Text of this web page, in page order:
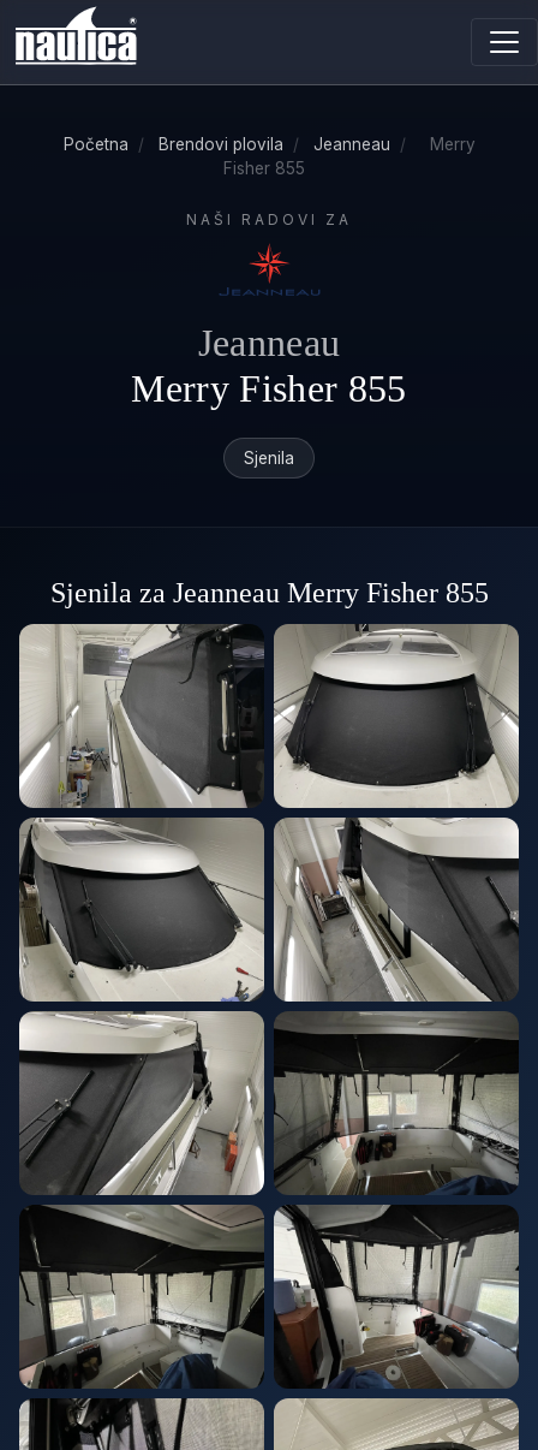
Početna / Brendovi plovila / Jeanneau /
Merry
Fisher 855
NAŠI RADOVI ZA
Jeanneau
Merry Fisher 855
Sjenila
Sjenila za Jeanneau Merry Fisher 855